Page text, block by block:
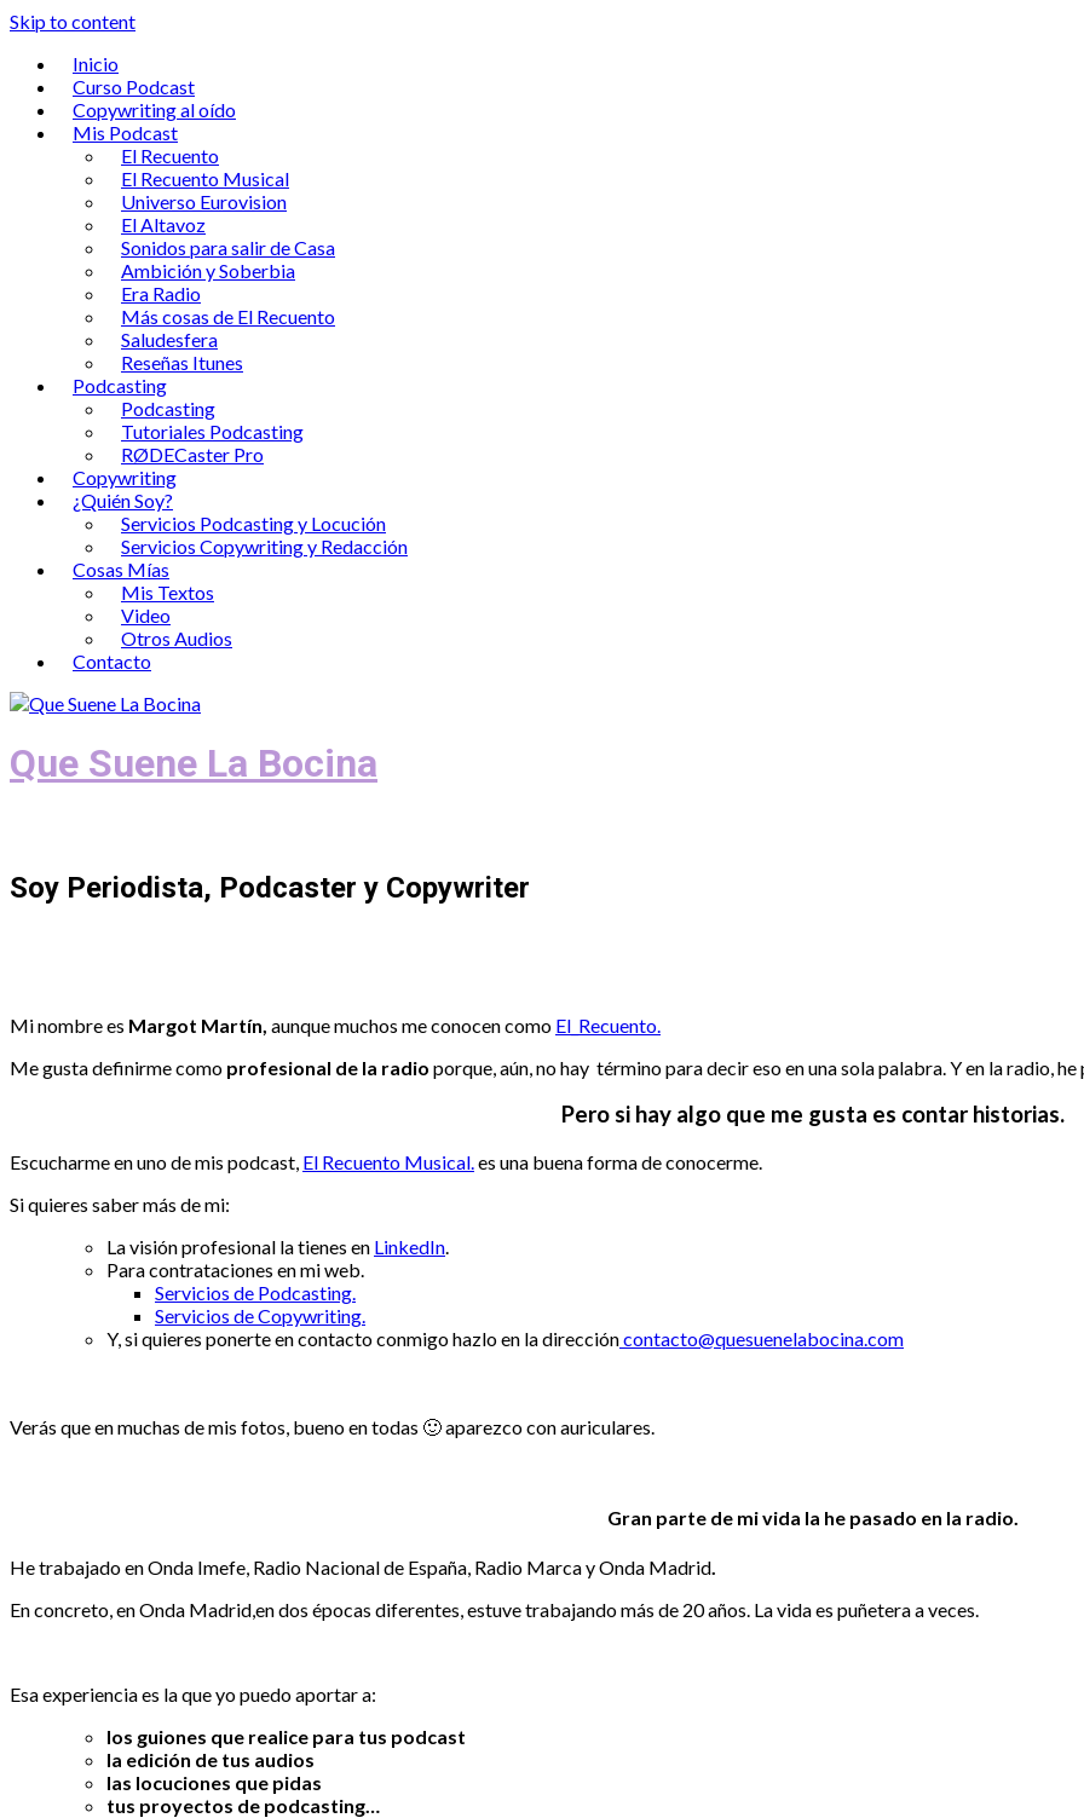
Skip to content
Inicio
Curso Podcast
Copywriting al oído
Mis Podcast
El Recuento
El Recuento Musical
Universo Eurovision
El Altavoz
Sonidos para salir de Casa
Ambición y Soberbia
Era Radio
Más cosas de El Recuento
Saludesfera
Reseñas Itunes
Podcasting
Podcasting
Tutoriales Podcasting
RØDECaster Pro
Copywriting
¿Quién Soy?
Servicios Podcasting y Locución
Servicios Copywriting y Redacción
Cosas Mías
Mis Textos
Video
Otros Audios
Contacto
Que Suene La Bocina
Soy Periodista, Podcaster y Copywriter
Mi nombre es Margot Martín, aunque muchos me conocen como El_Recuento.
Me gusta definirme como profesional de la radio porque, aún, no hay término para decir eso en una sola palabra. Y en la radio,
Pero si hay algo que me gusta es contar historias.
Escucharme en uno de mis podcast, El Recuento Musical.es una buena forma de conocerme.
Si quieres saber más de mi:
La visión profesional la tienes en LinkedIn.
Para contrataciones en mi web.
Servicios de Podcasting.
Servicios de Copywriting.
Y, si quieres ponerte en contacto conmigo hazlo en la direccióncontacto@quesuenelabocina.com
Verás que en muchas de mis fotos, bueno en todas 🙂 aparezco con auriculares.
Gran parte de mi vida la he pasado en la radio.
He trabajado en Onda Imefe, Radio Nacional de España, Radio Marca y Onda Madrid
En concreto, en Onda Madrid,en dos épocas diferentes, estuve trabajando más de 20 años. La vida es puñetera a veces.
Esa experiencia es la que yo puedo aportar a:
los guiones que realice para tus podcast
la edición de tus audios
las locuciones que pidas
tus proyectos de podcasting…